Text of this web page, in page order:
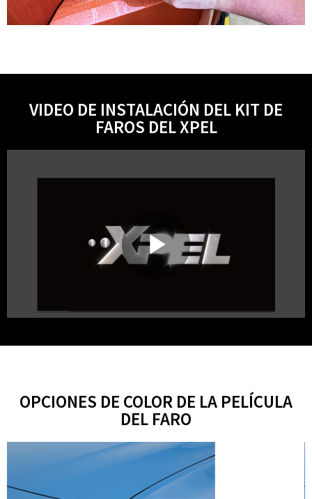
VIDEO DE INSTALACIÓN DEL KIT DE
FAROS DEL XPEL
OPCIONES DE COLOR DE LA PELÍCULA
DEL FARO